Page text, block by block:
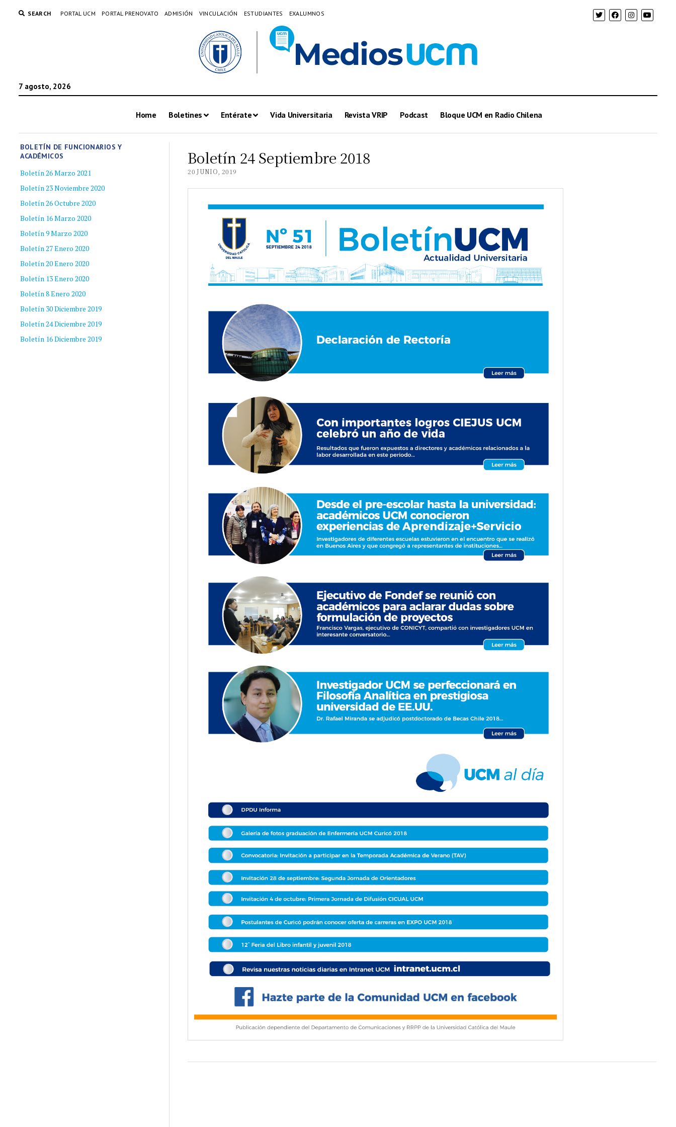
SEARCH PORTAL UCM PORTAL PRENOVATO ADMISIÓN VINCULACIÓN ESTUDIANTES EXALUMNOS
7 agosto, 2026
Home Boletines Entérate Vida Universitaria Revista VRIP Podcast Bloque UCM en Radio Chilena
BOLETÍN DE FUNCIONARIOS Y
ACADÉMICOS
Boletín 26 Marzo 2021
Boletín 23 Noviembre 2020
Boletín 26 Octubre 2020
Boletín 16 Marzo 2020
Boletín 9 Marzo 2020
Boletín 27 Enero 2020
Boletín 20 Enero 2020
Boletín 13 Enero 2020
Boletín 8 Enero 2020
Boletín 30 Diciembre 2019
Boletín 24 Diciembre 2019
Boletín 16 Diciembre 2019
Boletín 24 Septiembre 2018
20 JUNIO, 2019